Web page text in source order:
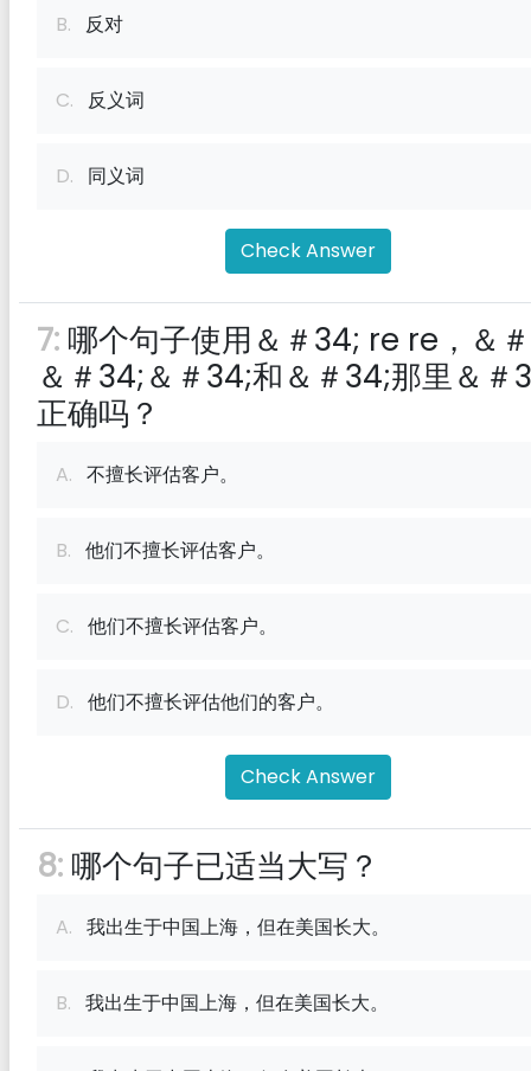
B. 反对
C. 反义词
D. 同义词
Check Answer
7: 哪个句子使用＆＃34; re re，＆
＆＃34;＆＃34;和＆＃34;那里＆＃
正确吗？
A. 不擅长评估客户。
B. 他们不擅长评估客户。
C. 他们不擅长评估客户。
D. 他们不擅长评估他们的客户。
Check Answer
8: 哪个句子已适当大写？
A. 我出生于中国上海，但在美国长大。
B. 我出生于中国上海，但在美国长大。